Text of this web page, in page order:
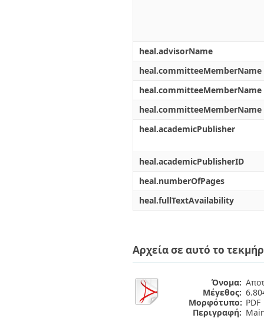
heal.advisorName
heal.committeeMemberName
heal.committeeMemberName
heal.committeeMemberName
heal.academicPublisher
heal.academicPublisherID
heal.numberOfPages
heal.fullTextAvailability
Αρχεία σε αυτό το
Όνομα:
Μέγεθος:
Μορφότυπο: PDF
Περιγραφή: